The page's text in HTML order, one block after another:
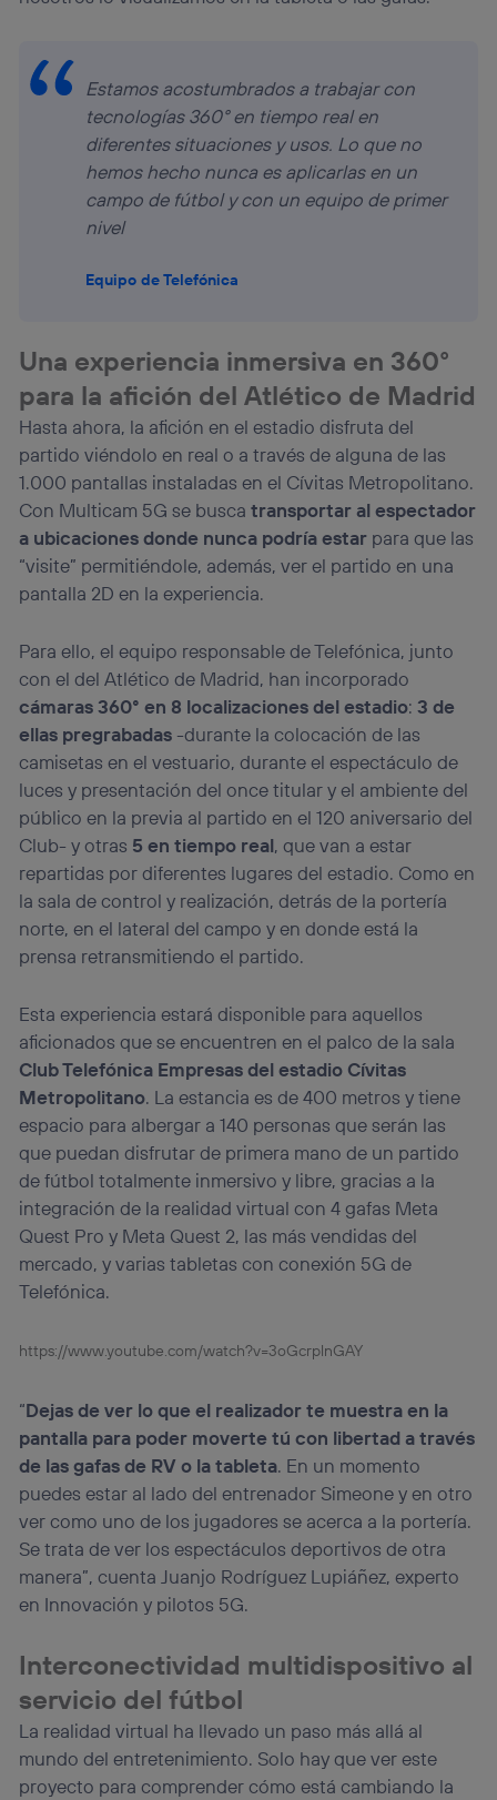
Estamos acostumbrados a trabajar con
tecnologías 360° en tiempo real en
diferentes situaciones y usos. Lo que no
hemos hecho nunca es aplicarlas en un
campo de fútbol y con un equipo de primer
nivel
Equipo de Telefónica
Una experiencia inmersiva en 360°
para la afición del Atlético de Madrid
Hasta ahora, la afición en el estadio disfruta del
partido viéndolo en real o a través de alguna de las
1.000 pantallas instaladas en el Cívitas Metropolitano.
Con Multicam 5G se buscatransportar al espectador
a ubicaciones donde nunca podría estar para que las
“visite” permitiéndole, además, ver el partido en una
pantalla 2D en la experiencia.
Para ello, el equipo responsable de Telefónica, junto
con el del Atlético de Madrid, han incorporado
cámaras 360° en 8 localizaciones del estadio:3 de
ellas pregrabadas -durante la colocación de las
camisetas en el vestuario, durante el espectáculo de
luces y presentación del once titular y el ambiente del
público en la previa al partido en el 120 aniversario del
Club- y otras 5 en tiempo real, que van a estar
repartidas por diferentes lugares del estadio. Como en
la sala de control y realización, detrás de la portería
norte, en el lateral del campo y en donde está la
prensa retransmitiendo el partido.
Esta experiencia estará disponible para aquellos
aficionados que se encuentren en el palco de la sala
Club Telefónica Empresas del estadio Cívitas
Metropolitano. La estancia es de 400 metros y tiene
espacio para albergar a 140 personas que serán las
que puedan disfrutar de primera mano de un partido
de fútbol totalmente inmersivo y libre, gracias a la
integración de la realidad virtual con 4 gafas Meta
Quest Pro y Meta Quest 2, las más vendidas del
mercado, y varias tabletas con conexión 5G de
Telefónica.
https://www.youtube.com/watch?v=3oGcrplnGAY
“Dejas de ver lo que el realizador te muestra en la
pantalla para poder moverte tú con libertad a través
de las gafas de RV o la tableta. En un momento
puedes estar al lado del entrenador Simeone y en otro
ver como uno de los jugadores se acerca a la portería.
Se trata de ver los espectáculos deportivos de otra
manera”, cuenta Juanjo Rodríguez Lupiáñez, experto
en Innovación y pilotos 5G.
Interconectividad multidispositivo al
servicio del fútbol
La realidad virtual ha llevado un paso más allá al
mundo del entretenimiento. Solo hay que ver este
proyecto para comprender cómo está cambiando la